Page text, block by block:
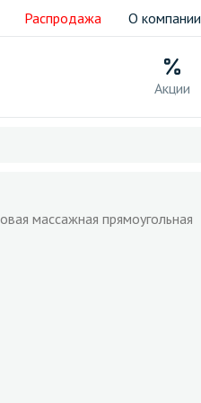
Распродажа О компании
Акции
массажная прямоугольная